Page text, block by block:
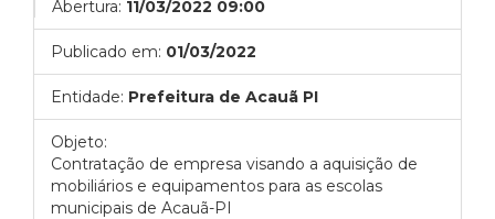
Abertura: 11/03/2022 09:00
Publicado em: 01/03/2022
Entidade: Prefeitura de Acauã PI
Objeto:
Contratação de empresa visando a aquisição de
mobiliários e equipamentos para as escolas
municipais de Acauã-PI